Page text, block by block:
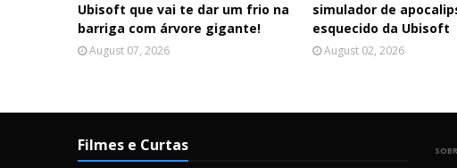
Ubisoft que vai te dar um frio na
barriga com árvore gigante!
August 07, 2026
simulador de
esquecido da Ubisoft
August 02, 2026
Filmes e Curtas